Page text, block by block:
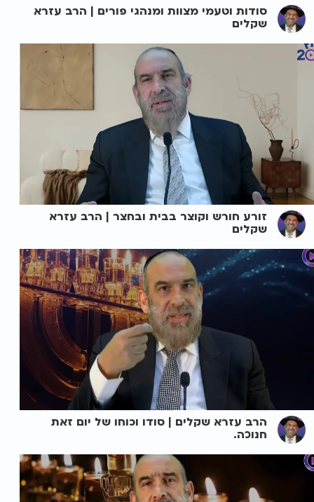
סודות וטעמי מצוות ומנהגי פורים | הרב עזרא
שקלים
זורע חורש וקוצר בבית ובחצר | הרב עזרא
שקלים
הרב עזרא שקלים | סודו וכוחו של יום זאת
חנוכה.